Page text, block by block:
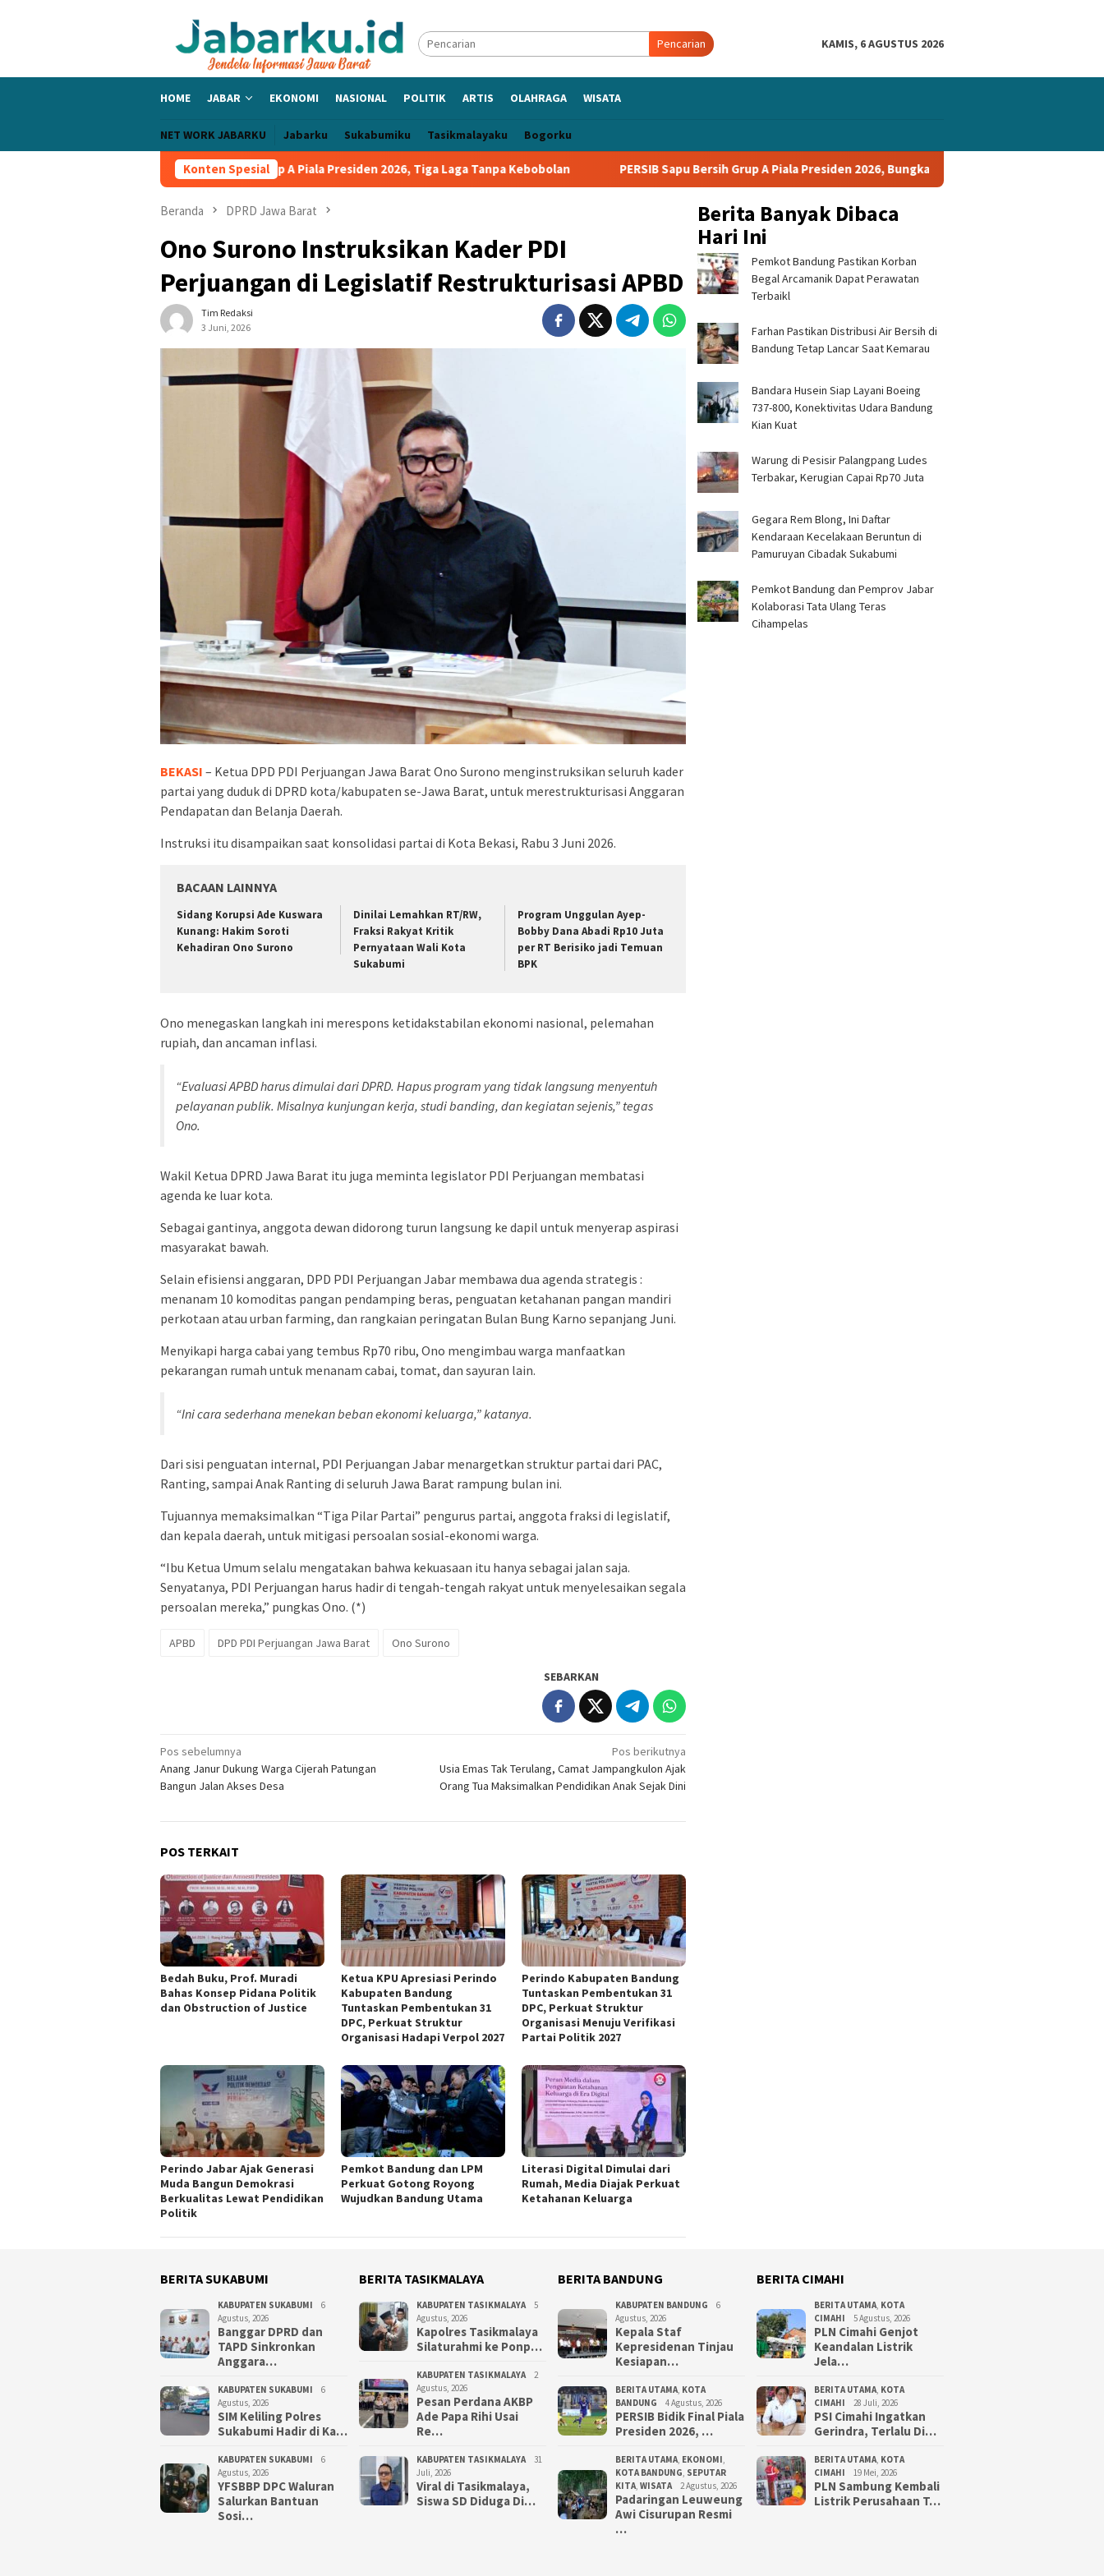
Pencarian KAMIS, 6 AGUSTUS 2026
HOME JABAR EKONOMI NASIONAL POLITIK ARTIS OLAHRAGA WISATA
NET WORK JABARKU Jabarku Sukabumiku Tasikmalayaku Bogorku
Konten Spesial
Bangga PERSIB Sapu Bersih Grup A Piala Presiden 2026, Tiga Laga Tanpa Kebobolan PERSIB Sapu Bersih Grup A Piala Presiden 2026, Bungkam Tampines Rovers 1-0 dan Lolos ke Semifinal
Beranda DPRD Jawa Barat
Ono Surono Instruksikan Kader PDI
Perjuangan di Legislatif Restrukturisasi APBD
Tim Redaksi
3 Juni, 2026
BEKASI – Ketua DPD PDI Perjuangan Jawa Barat Ono Surono menginstruksikan seluruh kader
partai yang duduk di DPRD kota/kabupaten se-Jawa Barat, untuk merestrukturisasi Anggaran
Pendapatan dan Belanja Daerah.
Instruksi itu disampaikan saat konsolidasi partai di Kota Bekasi, Rabu 3 Juni 2026.
BACAAN LAINNYA
Sidang Korupsi Ade Kuswara
Kunang: Hakim Soroti
Kehadiran Ono Surono
Dinilai Lemahkan RT/RW,
Fraksi Rakyat Kritik
Pernyataan Wali Kota
Sukabumi
Program Unggulan Ayep-
Bobby Dana Abadi Rp10 Juta
per RT Berisiko jadi Temuan
BPK
Ono menegaskan langkah ini merespons ketidakstabilan ekonomi nasional, pelemahan
rupiah, dan ancaman inflasi.
“Evaluasi APBD harus dimulai dari DPRD. Hapus program yang tidak langsung menyentuh
pelayanan publik. Misalnya kunjungan kerja, studi banding, dan kegiatan sejenis,” tegas
Ono.
Wakil Ketua DPRD Jawa Barat itu juga meminta legislator PDI Perjuangan membatasi
agenda ke luar kota.
Sebagai gantinya, anggota dewan didorong turun langsung ke dapil untuk menyerap aspirasi
masyarakat bawah.
Selain efisiensi anggaran, DPD PDI Perjuangan Jabar membawa dua agenda strategis :
menanam 10 komoditas pangan pendamping beras, penguatan ketahanan pangan mandiri
perkotaan atau urban farming, dan rangkaian peringatan Bulan Bung Karno sepanjang Juni.
Menyikapi harga cabai yang tembus Rp70 ribu, Ono mengimbau warga manfaatkan
pekarangan rumah untuk menanam cabai, tomat, dan sayuran lain.
“Ini cara sederhana menekan beban ekonomi keluarga,” katanya.
Dari sisi penguatan internal, PDI Perjuangan Jabar menargetkan struktur partai dari PAC,
Ranting, sampai Anak Ranting di seluruh Jawa Barat rampung bulan ini.
Tujuannya memaksimalkan “Tiga Pilar Partai” pengurus partai, anggota fraksi di legislatif,
dan kepala daerah, untuk mitigasi persoalan sosial-ekonomi warga.
“Ibu Ketua Umum selalu mengatakan bahwa kekuasaan itu hanya sebagai jalan saja.
Senyatanya, PDI Perjuangan harus hadir di tengah-tengah rakyat untuk menyelesaikan segala
persoalan mereka,” pungkas Ono. (*)
APBD DPD PDI Perjuangan Jawa Barat Ono Surono
SEBARKAN
Navigasi
pos
Pos sebelumnya
Anang Janur Dukung Warga Cijerah Patungan
Bangun Jalan Akses Desa
Pos berikutnya
Usia Emas Tak Terulang, Camat Jampangkulon Ajak
Orang Tua Maksimalkan Pendidikan Anak Sejak Dini
POS TERKAIT
Bedah Buku, Prof. Muradi
Bahas Konsep Pidana Politik
dan Obstruction of Justice
Ketua KPU Apresiasi Perindo
Kabupaten Bandung
Tuntaskan Pembentukan 31
DPC, Perkuat Struktur
Organisasi Hadapi Verpol 2027
Perindo Kabupaten Bandung
Tuntaskan Pembentukan 31
DPC, Perkuat Struktur
Organisasi Menuju Verifikasi
Partai Politik 2027
Perindo Jabar Ajak Generasi
Muda Bangun Demokrasi
Berkualitas Lewat Pendidikan
Politik
Pemkot Bandung dan LPM
Perkuat Gotong Royong
Wujudkan Bandung Utama
Literasi Digital Dimulai dari
Rumah, Media Diajak Perkuat
Ketahanan Keluarga
Berita Banyak Dibaca
Hari Ini
Pemkot Bandung Pastikan Korban
Begal Arcamanik Dapat Perawatan
Terbaikl
Farhan Pastikan Distribusi Air Bersih di
Bandung Tetap Lancar Saat Kemarau
Bandara Husein Siap Layani Boeing
737-800, Konektivitas Udara Bandung
Kian Kuat
Warung di Pesisir Palangpang Ludes
Terbakar, Kerugian Capai Rp70 Juta
Gegara Rem Blong, Ini Daftar
Kendaraan Kecelakaan Beruntun di
Pamuruyan Cibadak Sukabumi
Pemkot Bandung dan Pemprov Jabar
Kolaborasi Tata Ulang Teras
Cihampelas
BERITA SUKABUMI
KABUPATEN SUKABUMI
6
Agustus, 2026
Banggar DPRD dan
TAPD Sinkronkan
Anggara…
KABUPATEN SUKABUMI
6
Agustus, 2026
SIM Keliling Polres
Sukabumi Hadir di Ka…
KABUPATEN SUKABUMI
6
Agustus, 2026
YFSBBP DPC Waluran
Salurkan Bantuan
Sosi…
BERITA TASIKMALAYA
KABUPATEN TASIKMALAYA
5
Agustus, 2026
Kapolres Tasikmalaya
Silaturahmi ke Ponp…
KABUPATEN TASIKMALAYA
2
Agustus, 2026
Pesan Perdana AKBP
Ade Papa Rihi Usai
Re…
KABUPATEN TASIKMALAYA
31
Juli, 2026
Viral di Tasikmalaya,
Siswa SD Diduga Di…
BERITA BANDUNG
KABUPATEN BANDUNG
6
Agustus, 2026
Kepala Staf
Kepresidenan Tinjau
Kesiapan…
BERITA UTAMA KOTA
BANDUNG
4 Agustus, 2026
PERSIB Bidik Final Piala
Presiden 2026, …
BERITA UTAMA EKONOMI
KOTA BANDUNG SEPUTAR
KITA WISATA 2 Agustus, 2026
Padaringan Leuweung
Awi Cisurupan Resmi
…
BERITA CIMAHI
BERITA UTAMA KOTA
CIMAHI
5 Agustus, 2026
PLN Cimahi Genjot
Keandalan Listrik
Jela…
BERITA UTAMA KOTA
CIMAHI
28 Juli, 2026
PSI Cimahi Ingatkan
Gerindra, Terlalu Di…
BERITA UTAMA KOTA
CIMAHI
19 Mei, 2026
PLN Sambung Kembali
Listrik Perusahaan T…